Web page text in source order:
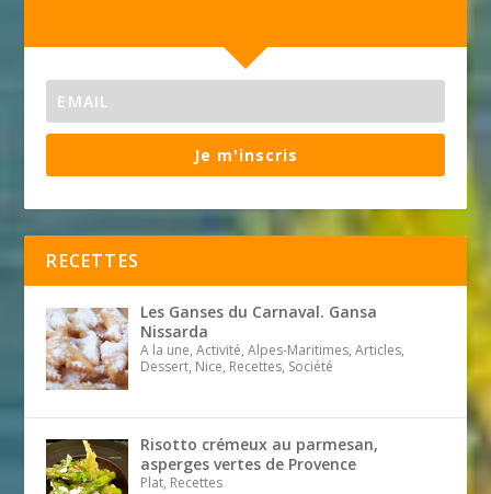
Je m'inscris
RECETTES
Les Ganses du Carnaval. Gansa
Nissarda
A la une, Activité, Alpes-Maritimes, Articles,
Dessert, Nice, Recettes, Société
Risotto crémeux au parmesan,
asperges vertes de Provence
Plat, Recettes